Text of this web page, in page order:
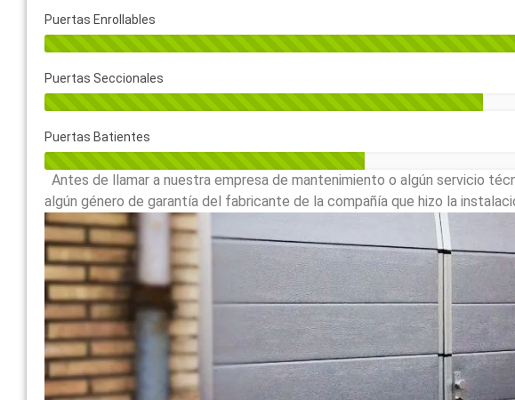
Puertas Enrollables
Puertas Seccionales
Puertas Batientes
Antes de llamar a nuestra empresa de mantenimiento o algún servicio
algún género de garantía del fabricante de la compañía que hizo la